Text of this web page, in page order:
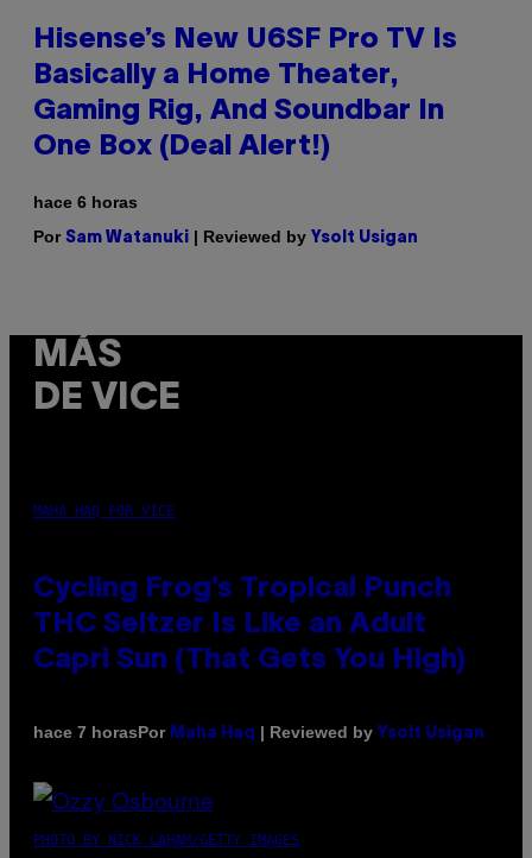
Hisense’s New U6SF Pro TV Is
Basically a Home Theater,
Gaming Rig, And Soundbar In
One Box (Deal Alert!)
hace 6 horas
Por Sam Watanuki | Reviewed by Ysolt Usigan
MÁS
DE VICE
MAHA HAQ FOR VICE
Cycling Frog’s Tropical Punch
THC Seltzer Is Like an Adult
Capri Sun (That Gets You High)
hace 7 horasPor Maha Haq | Reviewed by Ysolt Usigan
PHOTO BY NICK LAHAM/GETTY IMAGES